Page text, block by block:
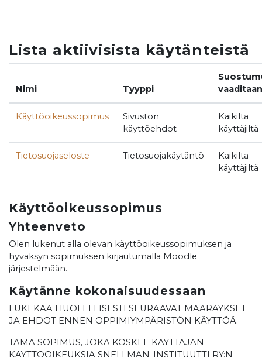
Lista aktiivisista käytänteistä
Nimi Tyyppi
vaaditaan
Käyttöoikeussopimus
Sivuston
käyttöehdot
Kaikilta
käyttäjiltä
Tietosuojaseloste Tietosuojakäytäntö
Kaikilta
käyttäjiltä
Käyttöoikeussopimus
Yhteenveto
Olen lukenut alla olevan käyttöoikeussopimuksen ja
hyväksyn sopimuksen kirjautumalla Moodle
järjestelmään.
Käytänne kokonaisuudessaan
LUKEKAA HUOLELLISESTI SEURAAVAT MÄÄRÄYKSET
JA EHDOT ENNEN OPPIMIYMPÄRISTÖN KÄYTTÖÄ.
TÄMÄ SOPIMUS, JOKA KOSKEE KÄYTTÄJÄN
KÄYTTÖOIKEUKSIA SNELLMAN-INSTITUUTTI RY:N